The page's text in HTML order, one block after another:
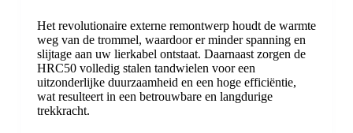
Het revolutionaire externe remontwerp houdt de warmte
weg van de trommel, waardoor er minder spanning en
slijtage aan uw lierkabel ontstaat. Daarnaast zorgen de
HRC50 volledig stalen tandwielen voor een
uitzonderlijke duurzaamheid en een hoge efficiëntie,
wat resulteert in een betrouwbare en langdurige
trekkracht.